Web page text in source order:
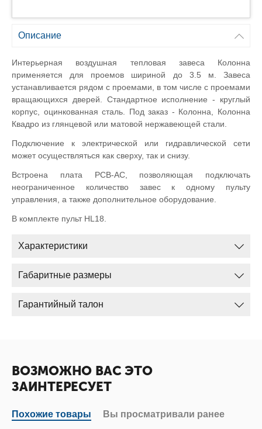
Описание
Интерьерная воздушная тепловая завеса Колонна
применяется для проемов шириной до 3.5 м. Завеса
устанавливается рядом с проемами, в том числе с проемами
вращающихся дверей. Стандартное исполнение - круглый
корпус, оцинкованная сталь. Под заказ - Колонна, Колонна
Квадро из глянцевой или матовой нержавеющей стали.
Подключение к электрической или гидравлической сети
может осуществляться как сверху, так и снизу.
Встроена плата PCB-AC, позволяющая подключать
неограниченное количество завес к одному пульту
управления, а также дополнительное оборудование.
В комплекте пульт HL18.
Характеристики
Габаритные размеры
Гарантийный талон
ВОЗМОЖНО ВАС ЭТО
ЗАИНТЕРЕСУЕТ
Похожие товары Вы просматривали ранее